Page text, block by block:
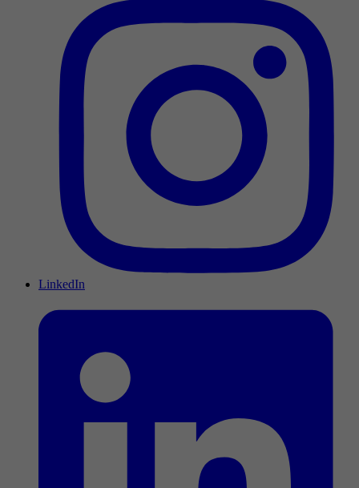
LinkedIn